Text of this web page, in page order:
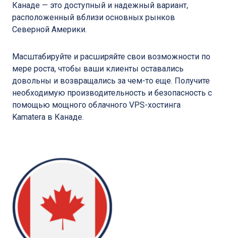
Канаде — это доступный и надежный вариант,
расположенный вблизи основных рынков
Северной Америки.
Масштабируйте и расширяйте свои возможности по
мере роста, чтобы ваши клиенты оставались
довольны и возвращались за чем-то еще. Получите
необходимую производительность и безопасность с
помощью мощного облачного VPS-хостинга
Kamatera в Канаде.